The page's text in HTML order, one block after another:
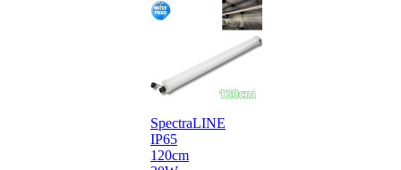
SpectraLINE
IP65
120cm